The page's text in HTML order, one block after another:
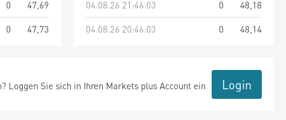
0
47,69
0 47,73
04.08.26 21:46:03
0
48,18
04.08.26 20:46:03
0 48,14
Loggen Sie sich in Ihren Markets plus Account ein Login